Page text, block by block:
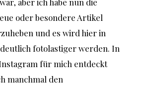
oder besondere Artikel
und es wird hier in
fotolastiger werden. In
Instagram für mich entdeckt
manchmal den